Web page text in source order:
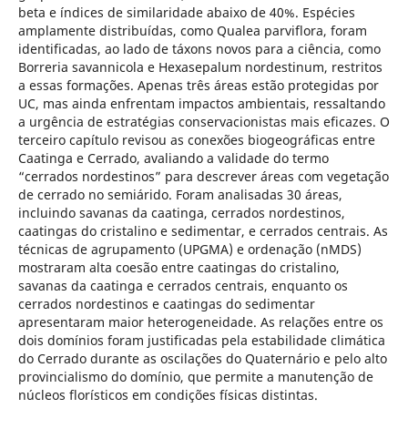
beta e índices de similaridade abaixo de 40%. Espécies
amplamente distribuídas, como Qualea parviflora, foram
identificadas, ao lado de táxons novos para a ciência, como
Borreria savannicola e Hexasepalum nordestinum, restritos
a essas formações. Apenas três áreas estão protegidas por
UC, mas ainda enfrentam impactos ambientais, ressaltando
a urgência de estratégias conservacionistas mais eficazes. O
terceiro capítulo revisou as conexões biogeográficas entre
Caatinga e Cerrado, avaliando a validade do termo
“cerrados nordestinos” para descrever áreas com vegetação
de cerrado no semiárido. Foram analisadas 30 áreas,
incluindo savanas da caatinga, cerrados nordestinos,
caatingas do cristalino e sedimentar, e cerrados centrais. As
técnicas de agrupamento (UPGMA) e ordenação (nMDS)
mostraram alta coesão entre caatingas do cristalino,
savanas da caatinga e cerrados centrais, enquanto os
cerrados nordestinos e caatingas do sedimentar
apresentaram maior heterogeneidade. As relações entre os
dois domínios foram justificadas pela estabilidade climática
do Cerrado durante as oscilações do Quaternário e pelo alto
provincialismo do domínio, que permite a manutenção de
núcleos florísticos em condições físicas distintas.